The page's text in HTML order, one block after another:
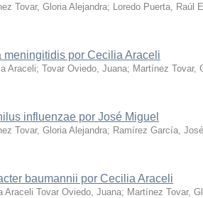
Tovar, Gloria Alejandra; Loredo Puerta, Raúl
por Cecilia Araceli
Araceli; Tovar Oviedo, Juana; Martínez Tovar,
influenzae por José Miguel
Tovar, Gloria Alejandra; Ramírez García,
baumannii por Cecilia Araceli
Araceli Tovar Oviedo, Juana; Martínez Tovar,